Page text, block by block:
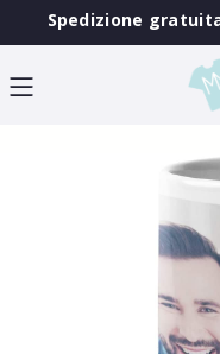
Spedizione